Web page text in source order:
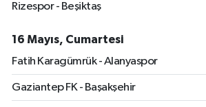
Rizespor - Beşiktaş
16 Mayıs, Cumartesi
Fatih Karagümrük - Alanyaspor
Gaziantep FK - Başakşehir